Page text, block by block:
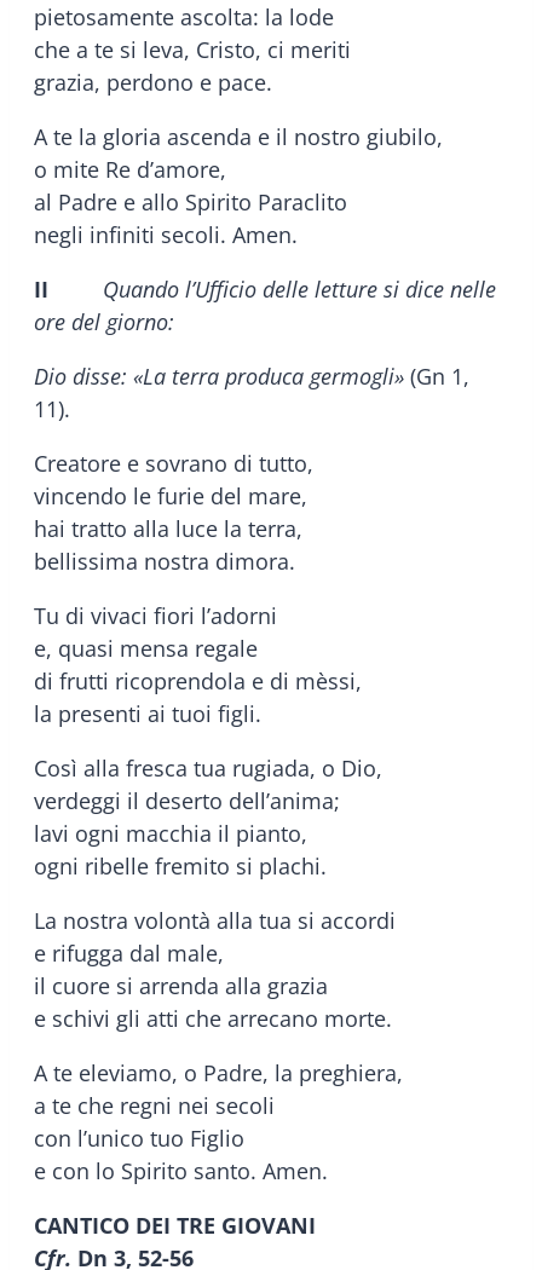
pietosamente ascolta: la lode
che a te si leva, Cristo, ci meriti
grazia, perdono e pace.
A te la gloria ascenda e il nostro giubilo,
o mite Re d’amore,
al Padre e allo Spirito Paraclito
negli infiniti secoli. Amen.
II
Quando l’Ufficio delle letture si dice nelle
ore del giorno:
Dio disse: «La terra produca germogli» (Gn 1,
11).
Creatore e sovrano di tutto,
vincendo le furie del mare,
hai tratto alla luce la terra,
bellissima nostra dimora.
Tu di vivaci fiori l’adorni
e, quasi mensa regale
di frutti ricoprendola e di mèssi,
la presenti ai tuoi figli.
Così alla fresca tua rugiada, o Dio,
verdeggi il deserto dell’anima;
lavi ogni macchia il pianto,
ogni ribelle fremito si plachi.
La nostra volontà alla tua si accordi
e rifugga dal male,
il cuore si arrenda alla grazia
e schivi gli atti che arrecano morte.
A te eleviamo, o Padre, la preghiera,
a te che regni nei secoli
con l’unico tuo Figlio
e con lo Spirito santo. Amen.
CANTICO DEI TRE GIOVANI
Cfr. Dn 3, 52-56